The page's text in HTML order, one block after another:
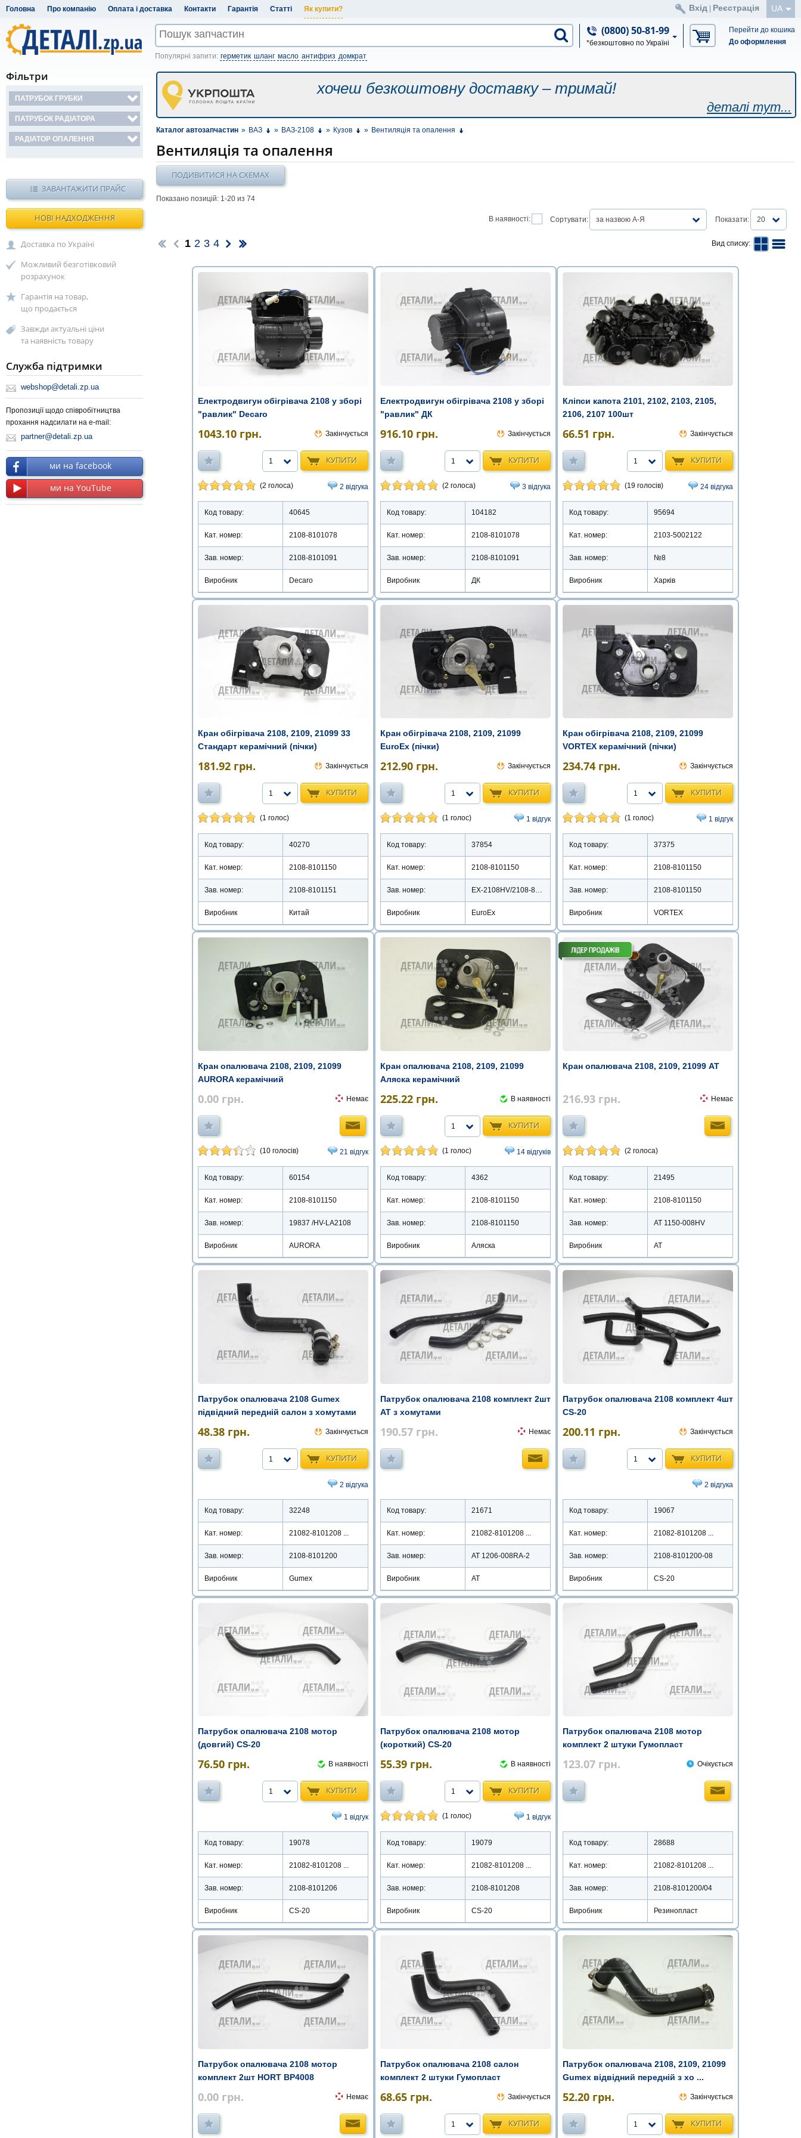
Головна Про компанію Оплата і доставка Контакти Гарантія Статті Як купити? UA
Вхід Реєстрація
(0800) 50-81-99
*безкоштовно по Україні
Перейти до кошика
До оформлення
Популярні запити: герметик шланг масло антифриз домкрат
хочеш безкоштовну доставку – тримай!
деталі тут...
Каталог автозапчастин » ВАЗ » ВАЗ-2108 » Кузов » Вентиляція та опалення
Вентиляція та опалення
ПОДИВИТИСЯ НА СХЕМАХ
Показано позицій: 1-20 из 74
В наявності: Сортувати: за назвою А-Я Показати: 20
1 2 3 4 Вид списку:
Електродвигун обігрівача 2108 у зборі
"равлик" Decaro
1043.10 грн. Закінчується
КУПИТИ
1
(2 голоса) 2 відгука
Код товару: 40645
Кат. номер: 2108-8101078
Зав. номер: 2108-8101091
Виробник Decaro
Електродвигун обігрівача 2108 у зборі
"равлик" ДК
916.10 грн. Закінчується
КУПИТИ
1
(2 голоса) 3 відгука
Код товару: 104182
Кат. номер: 2108-8101078
Зав. номер: 2108-8101091
Виробник ДК
Кліпси капота 2101, 2102, 2103, 2105,
2106, 2107 100шт
66.51 грн. Закінчується
КУПИТИ
1
(19 голосів) 24 відгука
Код товару: 95694
Кат. номер: 2103-5002122
Зав. номер: №8
Виробник Харків
Кран обігрівача 2108, 2109, 21099 33
Стандарт керамічний (пічки)
181.92 грн. Закінчується
КУПИТИ
1
(1 голос)
Код товару: 40270
Кат. номер: 2108-8101150
Зав. номер: 2108-8101151
Виробник Китай
Кран обігрівача 2108, 2109, 21099
EuroEx (пічки)
212.90 грн. Закінчується
КУПИТИ
1
(1 голос) 1 відгук
Код товару: 37854
Кат. номер: 2108-8101150
Зав. номер: EX-2108HV/2108-8101150
Виробник EuroEx
Кран обігрівача 2108, 2109, 21099
VORTEX керамічний (пічки)
234.74 грн. Закінчується
КУПИТИ
1
(1 голос) 1 відгук
Код товару: 37375
Кат. номер: 2108-8101150
Зав. номер: 2108-8101150
Виробник VORTEX
Кран опалювача 2108, 2109, 21099
AURORA керамічний
0.00 грн. Немає
(10 голосів) 21 відгук
Код товару: 60154
Кат. номер: 2108-8101150
Зав. номер: 19837 /HV-LA2108
Виробник AURORA
Кран опалювача 2108, 2109, 21099
Аляска керамічний
225.22 грн. В наявності
КУПИТИ
1
(1 голос) 14 відгуків
Код товару: 4362
Кат. номер: 2108-8101150
Зав. номер: 2108-8101150
Виробник Аляска
Кран опалювача 2108, 2109, 21099 АТ
216.93 грн. Немає
(2 голоса)
Код товару: 21495
Кат. номер: 2108-8101150
Зав. номер: AT 1150-008HV
Виробник АТ
Патрубок опалювача 2108 Gumex
підвідний передній салон з хомутами
48.38 грн. Закінчується
КУПИТИ
1
2 відгука
Код товару: 32248
Кат. номер: 21082-8101208 ...
Зав. номер: 2108-8101200
Виробник Gumex
Патрубок опалювача 2108 комплект 2шт
АТ з хомутами
190.57 грн. Немає
Код товару: 21671
Кат. номер: 21082-8101208 ...
Зав. номер: AT 1206-008RA-2
Виробник АТ
Патрубок опалювача 2108 комплект 4шт
CS-20
200.11 грн. Закінчується
КУПИТИ
1
2 відгука
Код товару: 19067
Кат. номер: 21082-8101208 ...
Зав. номер: 2108-8101200-08
Виробник CS-20
Патрубок опалювача 2108 мотор
(довгий) CS-20
76.50 грн. В наявності
КУПИТИ
1
1 відгук
Код товару: 19078
Кат. номер: 21082-8101208 ...
Зав. номер: 2108-8101206
Виробник CS-20
Патрубок опалювача 2108 мотор
(короткий) CS-20
55.39 грн. В наявності
КУПИТИ
1
(1 голос) 1 відгук
Код товару: 19079
Кат. номер: 21082-8101208 ...
Зав. номер: 2108-8101208
Виробник CS-20
Патрубок опалювача 2108 мотор
комплект 2 штуки Гумопласт
123.07 грн. Очікується
Код товару: 28688
Кат. номер: 21082-8101208 ...
Зав. номер: 2108-8101200/04
Виробник Резинопласт
Патрубок опалювача 2108 мотор
комплект 2шт HORT BP4008
0.00 грн. Немає
Патрубок опалювача 2108 салон
комплект 2 штуки Гумопласт
68.65 грн. Закінчується
КУПИТИ
1
Патрубок опалювача 2108, 2109, 21099
Gumex відвідний передній з хо ...
52.20 грн. Закінчується
КУПИТИ
1
Фільтри
ПАТРУБОК ГРУБКИ
ПАТРУБОК РАДІАТОРА
РАДІАТОР ОПАЛЕННЯ
ЗАВАНТАЖИТИ ПРАЙС
НОВІ НАДХОДЖЕННЯ
Доставка по Україні
Можливий безготівковий
розрахунок
Гарантія на товар,
що продається
Завжди актуальні ціни
та наявність товару
Служба підтримки
webshop@detali.zp.ua
Пропозиції щодо співробітництва
прохання надсилати на e-mail:
partner@detali.zp.ua
ми на facebook
ми на YouTube